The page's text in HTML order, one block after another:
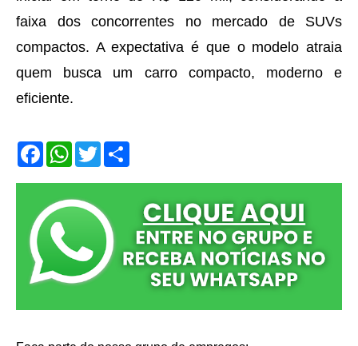
faixa dos concorrentes no mercado de SUVs
compactos. A expectativa é que o modelo atraia
quem busca um carro compacto, moderno e
eficiente.
F
a
e
o
o
W
h
t
s
A
T
w
t
e
r
r